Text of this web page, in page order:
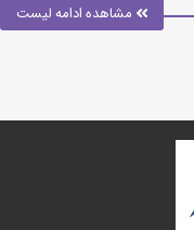
مشاهده ادامه لیست